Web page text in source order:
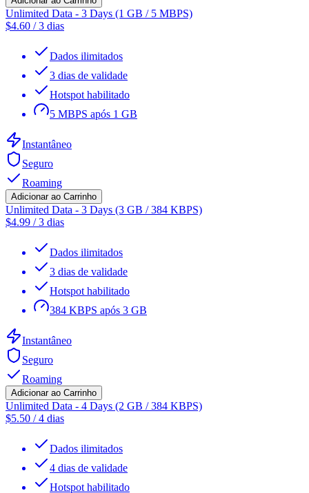
Unlimited Data - 3 Days (1 GB / 5 MBPS)
$4.60 /3 dias
Dados ilimitados
3 dias de validade
Hotspot habilitado
5 MBPS após 1 GB
Instantâneo
Seguro
Roaming
Adicionar ao Carrinho
Unlimited Data - 3 Days (3 GB / 384 KBPS)
$4.99 /3 dias
Dados ilimitados
3 dias de validade
Hotspot habilitado
384 KBPS após 3 GB
Instantâneo
Seguro
Roaming
Adicionar ao Carrinho
Unlimited Data - 4 Days (2 GB / 384 KBPS)
$5.50 /4 dias
Dados ilimitados
4 dias de validade
Hotspot habilitado